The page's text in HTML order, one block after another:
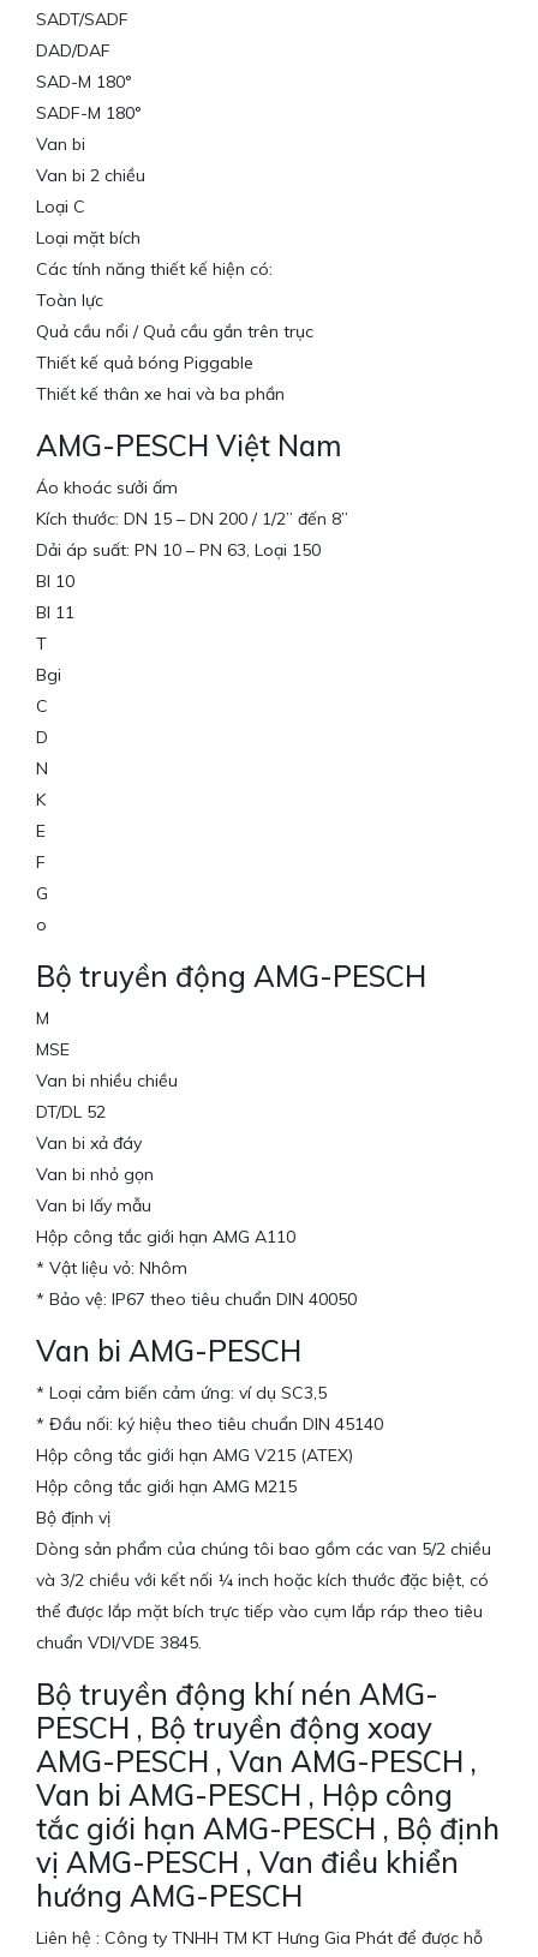
SADT/SADF
DAD/DAF
SAD-M 180°
SADF-M 180°
Van bi
Van bi 2 chiều
Loại C
Loại mặt bích
Các tính năng thiết kế hiện có:
Toàn lực
Quả cầu nổi / Quả cầu gắn trên trục
Thiết kế quả bóng Piggable
Thiết kế thân xe hai và ba phần
AMG-PESCH Việt Nam
Áo khoác sưởi ấm
Kích thước: DN 15 – DN 200 / 1/2” đến 8”
Dải áp suất: PN 10 – PN 63, Loại 150
BI 10
BI 11
T
Bgi
C
D
N
K
E
F
G
o
Bộ truyền động AMG-PESCH
M
MSE
Van bi nhiều chiều
DT/DL 52
Van bi xả đáy
Van bi nhỏ gọn
Van bi lấy mẫu
Hộp công tắc giới hạn AMG A110
* Vật liệu vỏ: Nhôm
* Bảo vệ: IP67 theo tiêu chuẩn DIN 40050
Van bi AMG-PESCH
* Loại cảm biến cảm ứng: ví dụ SC3,5
* Đầu nối: ký hiệu theo tiêu chuẩn DIN 45140
Hộp công tắc giới hạn AMG V215 (ATEX)
Hộp công tắc giới hạn AMG M215
Bộ định vị
Dòng sản phẩm của chúng tôi bao gồm các van 5/2 chiều
và 3/2 chiều với kết nối ¼ inch hoặc kích thước đặc biệt, có
thể được lắp mặt bích trực tiếp vào cụm lắp ráp theo tiêu
chuẩn VDI/VDE 3845.
Bộ truyền động khí nén AMG-
PESCH , Bộ truyền động xoay
AMG-PESCH , Van AMG-PESCH ,
Van bi AMG-PESCH , Hộp công
tắc giới hạn AMG-PESCH , Bộ định
vị AMG-PESCH , Van điều khiển
hướng AMG-PESCH
Liên hệ : Công ty TNHH TM KT Hưng Gia Phát để được hỗ